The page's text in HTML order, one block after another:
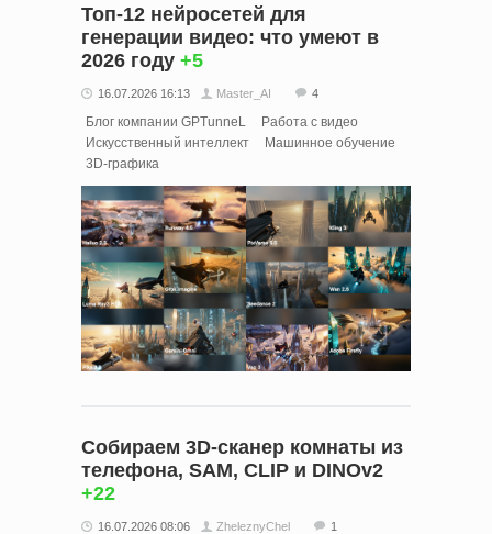
Топ-12 нейросетей для
генерации видео: что умеют в
2026 году +5
16.07.2026 16:13 Master_AI 4
Блог компании GPTunneL
Работа с видео
Искусственный интеллект
Машинное обучение
3D-графика
Собираем 3D-сканер комнаты из
телефона, SAM, CLIP и DINOv2
+22
16.07.2026 08:06 ZheleznyChel 1